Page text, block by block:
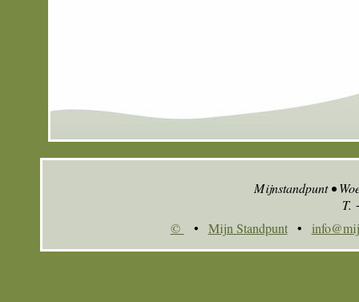
Mijnstandpunt •
T.
©
• Mijn Standpunt •